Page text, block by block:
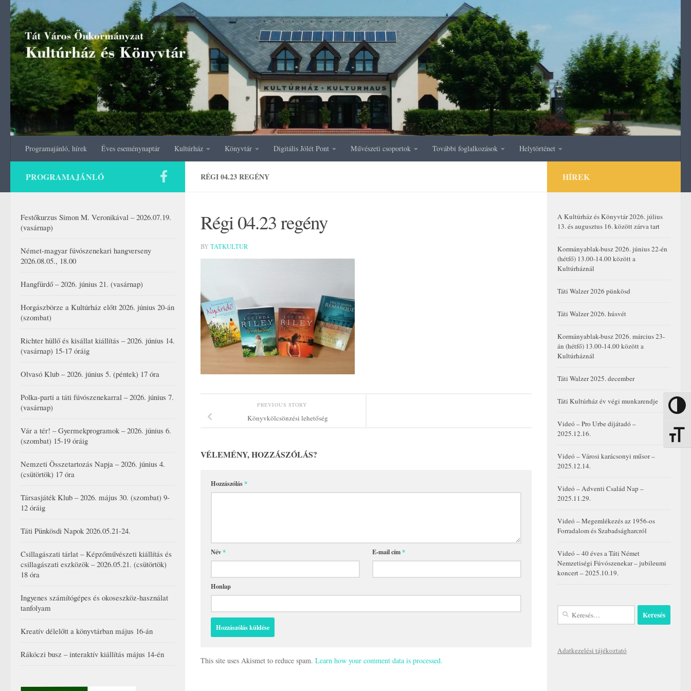
Nagy
Skip to content
Programajánló, hírek Éves eseménynaptár Kultúrház Könyvtár Digitális Jólét Pont Művészeti csoportok További foglalkozások Helytörténet
RÉGI 04.23 REGÉNY
Régi 04.23 regény
BY TATKULTUR
PREVIOUS STORY
Könyvkölcsönzési lehetőség
VÉLEMÉNY, HOZZÁSZÓLÁS?
Hozzászólás*
Név* E-mail cím*
Honlap
This site uses Akismet to reduce spam. Learn how your comment data is processed.
PROGRAMAJÁNLÓ
Festőkurzus Simon M. Veronikával – 2026.07.19.
(vasárnap)
Német-magyar fúvószenekari hangverseny
2026.08.05., 18.00
Hangfürdő – 2026. június 21. (vasárnap)
Horgászbörze a Kultúrház előtt 2026. június 20-án
(szombat)
Richter hüllő és kisállat kiállítás – 2026. június 14.
(vasárnap) 15-17 óráig
Olvasó Klub – 2026. június 5. (péntek) 17 óra
Polka-parti a táti fúvószenekarral – 2026. június 7.
(vasárnap)
Vár a tér! – Gyermekprogramok – 2026. június 6.
(szombat) 15-19 óráig
Nemzeti Összetartozás Napja – 2026. június 4.
(csütörtök) 17 óra
Társasjáték Klub – 2026. május 30. (szombat) 9-
12 óráig
Táti Pünkösdi Napok 2026.05.21-24.
Csillagászati tárlat – Képzőművészeti kiállítás és
csillagászati eszközök – 2026.05.21. (csütörtök)
18 óra
Ingyenes számítógépes és okoseszköz-használat
tanfolyam
Kreatív délelőtt a könyvtárban május 16-án
Rákóczi busz – interaktív kiállítás május 14-én
HÍREK
A Kultúrház és Könyvtár 2026. július
13. és augusztus 16. között zárva tart
Kormányablak-busz 2026. június 22-én
(hétfő) 13.00-14.00 között a
Kultúrháznál
Táti Walzer 2026 pünkösd
Táti Walzer 2026. húsvét
Kormányablak-busz 2026. március 23-
án (hétfő) 13.00-14.00 között a
Kultúrháznál
Táti Walzer 2025. december
Táti Kultúrház év végi munkarendje
Videó – Pro Urbe díjátadó –
2025.12.16.
Videó – Városi karácsonyi műsor –
2025.12.14.
Videó – Adventi Család Nap –
2025.11.29.
Videó – Megemlékezés az 1956-os
Forradalom és Szabadságharcról
Videó – 40 éves a Táti Német
Nemzetiségi Fúvószenekar – jubileumi
koncert – 2025.10.19.
Keresés:
Adatkezelési tájékoztató